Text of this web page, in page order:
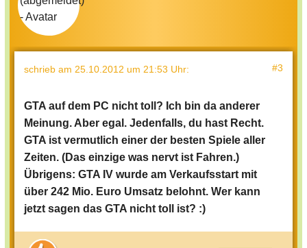
schrieb am 25.10.2012 um 21:53 Uhr: #3
GTA auf dem PC nicht toll? Ich bin da anderer
Meinung. Aber egal. Jedenfalls, du hast Recht.
GTA ist vermutlich einer der besten Spiele aller
Zeiten. (Das einzige was nervt ist Fahren.)
Übrigens: GTA IV wurde am Verkaufsstart mit
über 242 Mio. Euro Umsatz belohnt. Wer kann
jetzt sagen das GTA nicht toll ist? :)